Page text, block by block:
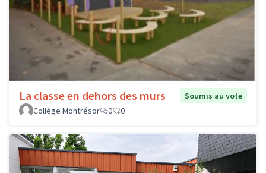
La classe en dehors des murs
Soumis au vote
Collège Montrésor
0 0